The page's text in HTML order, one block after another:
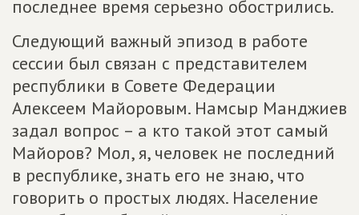
последнее время серьезно обострились.
Следующий важный эпизод в работе
сессии был связан с представителем
республики в Совете Федерации
Алексеем Майоровым. Намсыр Манджиев
задал вопрос – а кто такой этот самый
Майоров? Мол, я, человек не последний
в республике, знать его не знаю, что
говорить о простых людях. Население